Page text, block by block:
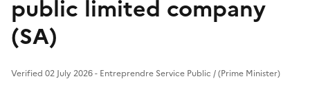
public limited company
(SA)
Verified 02 July 2026 - Entreprendre Service Public / (Prime Minister)